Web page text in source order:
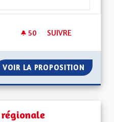
50 50 ABONNÉS
SUIVRE
VOIR LA PROPOSITION